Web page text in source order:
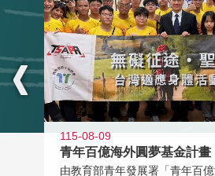
115-08-09
青年百億海外圓夢基金計畫
由教育部青年發展署「青年百